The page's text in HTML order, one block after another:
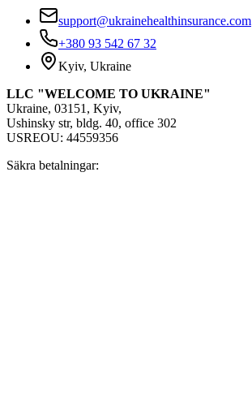
support@ukrainehealthinsurance.com
+380 93 542 67 32
Kyiv, Ukraine
LLC "WELCOME TO UKRAINE"
Ukraine, 03151, Kyiv,
Ushinsky str, bldg. 40, office 302
USREOU: 44559356
Säkra betalningar: